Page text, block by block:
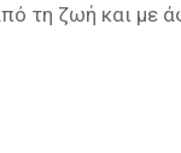
τη ζωή και με